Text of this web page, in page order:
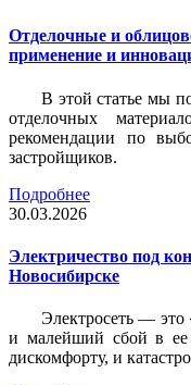
Отделочные и
применение и
В этой статье мы
отделочных
рекомендации по
застройщиков.
Подробнее
30.03.2026
Электричество под
Новосибирске
Электросеть — это
и малейший сбой в ее
дискомфорту, и